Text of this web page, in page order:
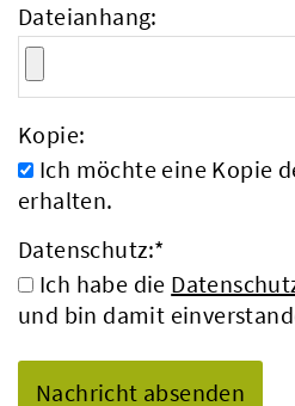
Dateianhang:
Kopie:
Ich möchte eine Kopie
erhalten.
Datenschutz:*
Ich habe die
und bin damit